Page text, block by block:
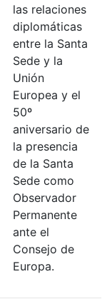
las relaciones
diplomáticas
entre la Santa
Sede y la
Unión
Europea y el
50º
aniversario de
la presencia
de la Santa
Sede como
Observador
Permanente
ante el
Consejo de
Europa.